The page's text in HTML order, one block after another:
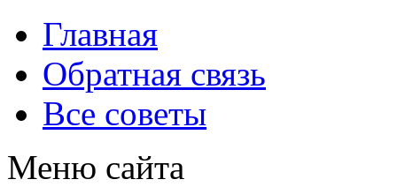
Главная
Обратная связь
Все советы
Меню сайта